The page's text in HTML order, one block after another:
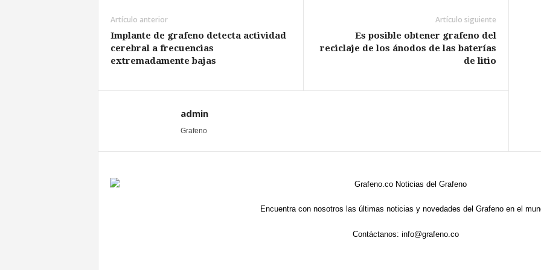
Artículo anterior
Implante de grafeno detecta actividad
cerebral a frecuencias
extremadamente bajas
Artículo siguiente
Es posible obtener grafeno del
reciclaje de los ánodos de las baterías
de litio
admin
Grafeno
Encuentra con nosotros las últimas noticias y novedades del Grafeno en el
Contáctanos: info@grafeno.co